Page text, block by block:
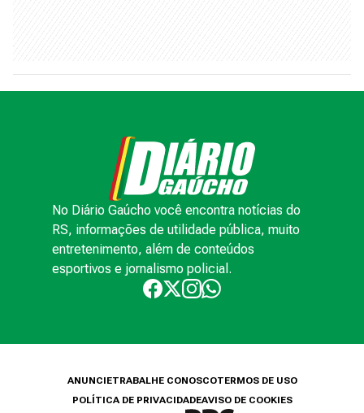
No Diário Gaúcho você encontra notícias do
RS, informações de utilidade pública, muito
entretenimento, além de conteúdos
esportivos e jornalismo policial.
ANUNCIETRABALHE CONOSCOTERMOS DE USO
POLÍTICA DE PRIVACIDADEAVISO DE COOKIES